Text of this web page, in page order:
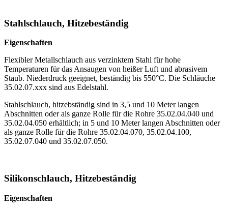
Stahlschlauch, Hitzebeständig
Eigenschaften
Flexibler Metallschlauch aus verzinktem Stahl für hohe
Temperaturen für das Ansaugen von heißer Luft und abrasivem
Staub. Niederdruck geeignet, beständig bis 550°C. Die Schläuche
35.02.07.xxx sind aus Edelstahl.
Stahlschlauch, hitzebständig sind in 3,5 und 10 Meter langen
Abschnitten oder als ganze Rolle für die Rohre 35.02.04.040 und
35.02.04.050 erhältlich; in 5 und 10 Meter langen Abschnitten oder
als ganze Rolle für die Rohre 35.02.04.070, 35.02.04.100,
35.02.07.040 und 35.02.07.050.
Silikonschlauch, Hitzebeständig
Eigenschaften